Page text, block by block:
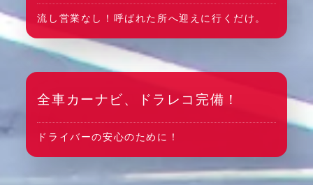
流し営業なし！呼ばれた所へ迎えに行くだけ。
全車カーナビ、ドラレコ完備！
ドライバーの安心のために！